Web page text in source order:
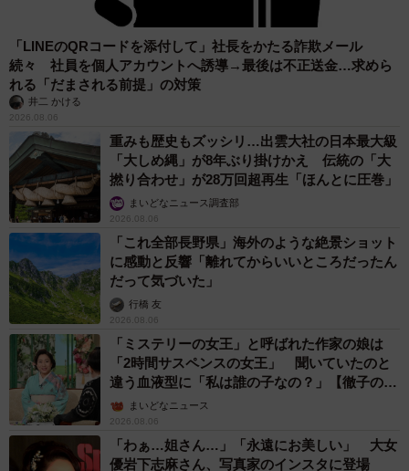
「LINEのQRコードを添付して」社長をかたる詐欺メール
続々 社員を個人アカウントへ誘導→最後は不正送金…求めら
れる「だまされる前提」の対策
井二 かける
2026.08.06
重みも歴史もズッシリ…出雲大社の日本最大級
「大しめ縄」が8年ぶり掛けかえ 伝統の「大
撚り合わせ」が28万回超再生「ほんとに圧巻」
まいどなニュース調査部
2026.08.06
「これ全部長野県」海外のような絶景ショット
に感動と反響「離れてからいいところだったん
だって気づいた」
行橋 友
2026.08.06
「ミステリーの女王」と呼ばれた作家の娘は
「2時間サスペンスの女王」 聞いていたのと
違う血液型に「私は誰の子なの？」【徹子の部
屋】まいどなニュース
2026.08.06
「わぁ…姐さん…」「永遠にお美しい」 大女
優岩下志麻さん、写真家のインスタに登場